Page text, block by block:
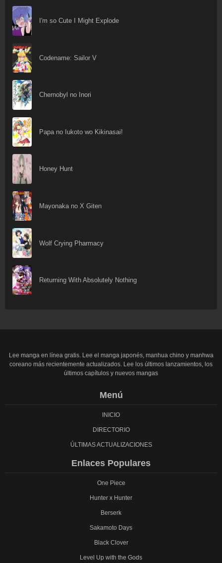
I'm so Cute I Might Explode
Codename: Sailor V
Chernobyl no Inori
Papa no Iukoto wo Kikinasai!
Honey Hunt
Mayonaka no X Giten
Wolf Crying Pharmacy
Returning With Absolutely Nothing
Lee manga en línea gratis. Lee el manga japonés, manhua chino y manhwa
coreano más recientemente actualizados. Lee los últimos lanzamientos, los
últimos capítulos y nuevos mangas
Menú
INICIO
DIRECTORIO
ÚLTIMAS ACTUALIZACIONES
Enlaces Populares
One Piece
Hunter x Hunter
Berserk
Sakamoto Days
Black Clover
Level Up with the Gods